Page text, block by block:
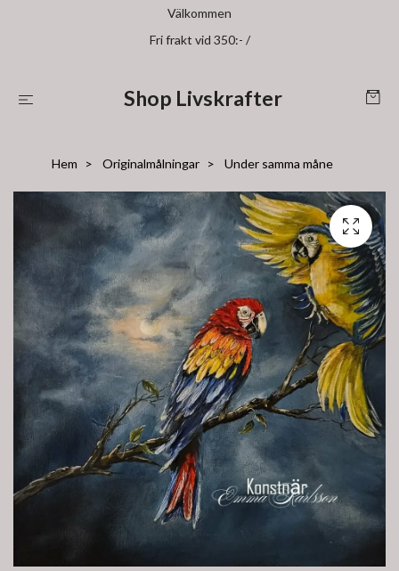
Välkommen
Fri frakt vid 350:- /
Shop Livskrafter
Hem Originalmålningar Under samma måne